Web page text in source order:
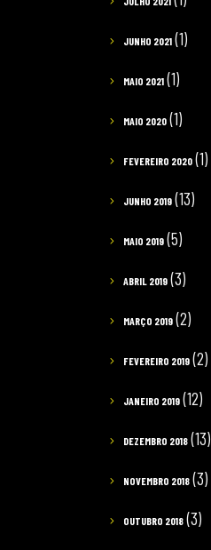
JUNHO 2021 (1)
MAIO 2021 (1)
MAIO 2020 (1)
FEVEREIRO 2020 (1)
JUNHO 2019 (13)
MAIO 2019 (5)
ABRIL 2019 (3)
MARÇO 2019 (2)
FEVEREIRO 2019 (2)
JANEIRO 2019 (12)
DEZEMBRO 2018 (13)
NOVEMBRO 2018 (3)
OUTUBRO 2018 (3)